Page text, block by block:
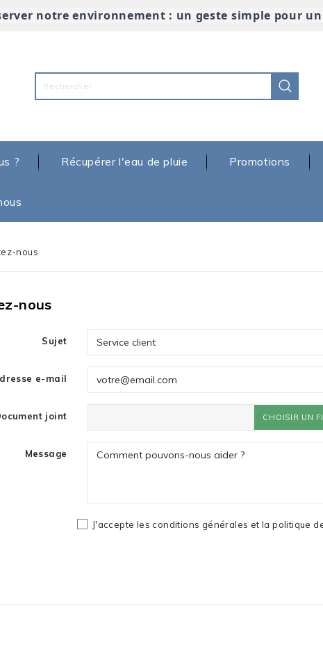
notre environnement : un geste simple pour
? Récupérer l'eau de pluie Promotions
nous
nous
Sujet
e-mail
joint CHOISIR UN
Message
J'accepte les conditions générales et la politique